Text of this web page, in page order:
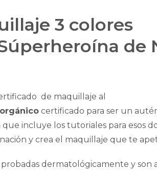
3 colores
de
de maquillaje al
orgánicocertificado para ser un
que incluye los tutoriales para esos
y crea el maquillaje que te
dermatológicamente y son